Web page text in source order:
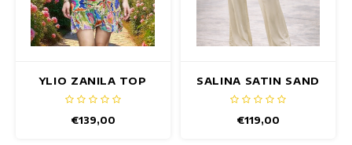
YLIO ZANILA TOP
€139,00
SALINA SATIN SAND
TOP
€119,00